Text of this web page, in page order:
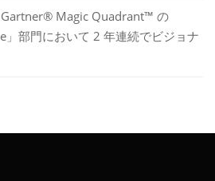
Magic Quadrant™ の
」部門において 2 年連続でビジョナ